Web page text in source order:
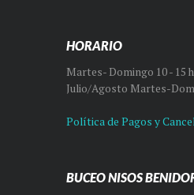
HORARIO
Martes- Domingo 10 - 15 h
Julio/Agosto Martes-
Política de Pagos y
BUCEO NISOS